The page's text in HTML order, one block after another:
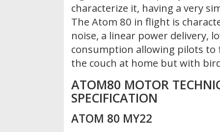
characterize it, having a very
The Atom 80 in flight is
noise, a linear power delivery,
consumption allowing pilots to
the couch at home but with
ATOM80 MOTOR
SPECIFICATION
ATOM 80 MY22